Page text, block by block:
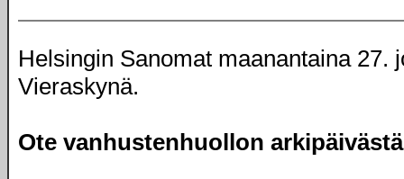
Helsingin Sanomat maanantaina 27.
Vieraskynä.
Ote vanhustenhuollon